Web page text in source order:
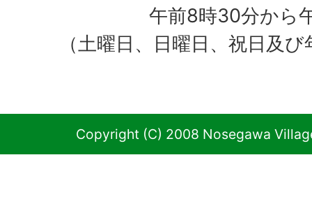
午前8時30分から
（土曜日、日曜日、祝日及
Copyright (C) 2008 Nosegawa